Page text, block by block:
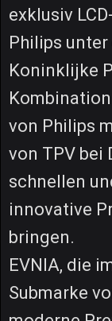
exklusiv
Philips
Koninklijke
von Philips
von TPV bei
schnellen
innovative
bringen.
EVNIA, die
Submarke